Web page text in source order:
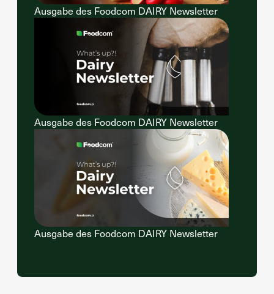
Ausgabe des Foodcom DAIRY Newsletter
Ausgabe des Foodcom DAIRY Newsletter
Ausgabe des Foodcom DAIRY Newsletter